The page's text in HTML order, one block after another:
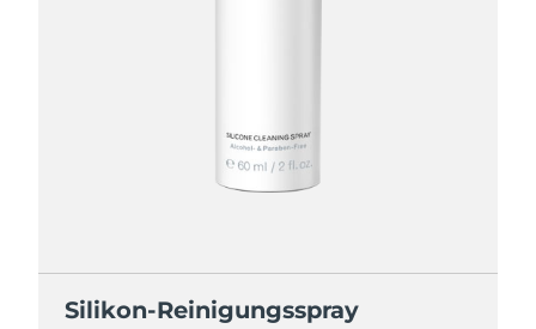
Silikon-Reinigungsspray